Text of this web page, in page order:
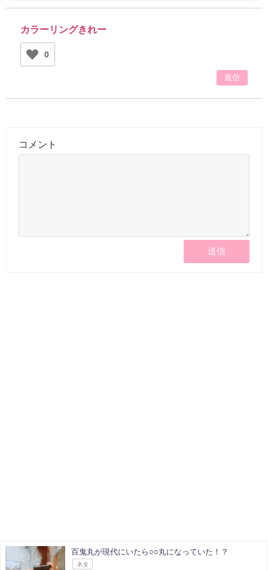
カラーリングきれー
0
返信
コメント
百鬼丸が現代にいたら○○丸になっていた！？
ネタ